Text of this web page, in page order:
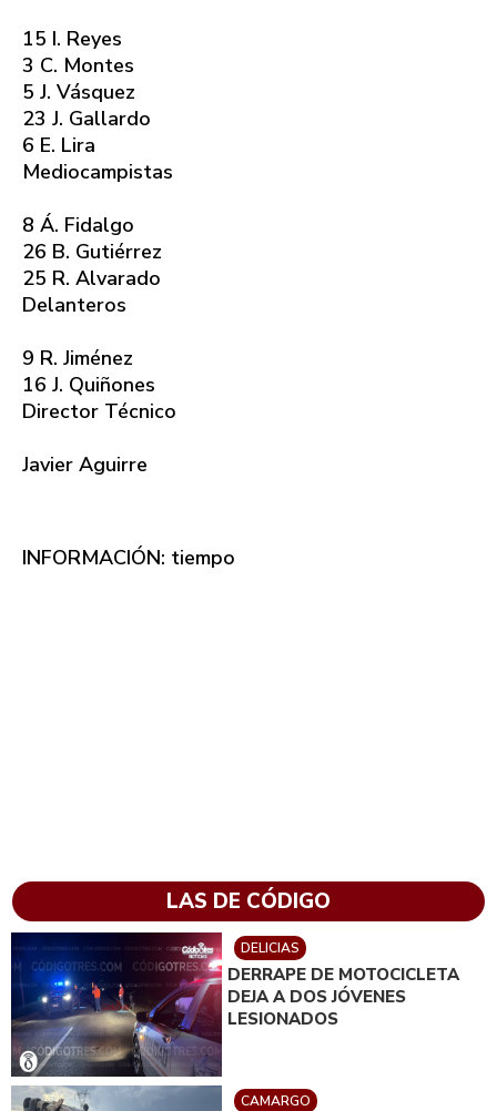
15 I. Reyes
3 C. Montes
5 J. Vásquez
23 J. Gallardo
6 E. Lira
Mediocampistas
8 Á. Fidalgo
26 B. Gutiérrez
25 R. Alvarado
Delanteros
9 R. Jiménez
16 J. Quiñones
Director Técnico
Javier Aguirre
INFORMACIÓN: tiempo
LAS DE CÓDIGO
DELICIAS
DERRAPE DE MOTOCICLETA
DEJA A DOS JÓVENES
LESIONADOS
CAMARGO